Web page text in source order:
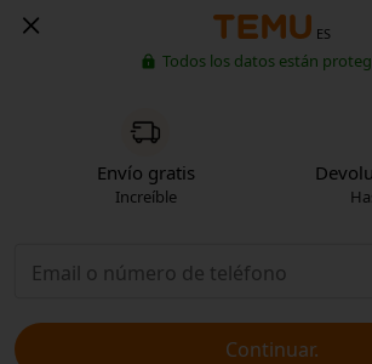
ES
Todos los datos están
Envío gratis
Increíble
Continuar.